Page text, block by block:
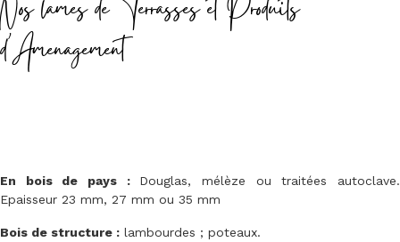
Nos lames de Terrasses et Produits
d'Amenagement
En bois de pays : Douglas, mélèze ou traitées autoclave.
Epaisseur 23 mm, 27 mm ou 35 mm
Bois de structure : lambourdes ; poteaux.